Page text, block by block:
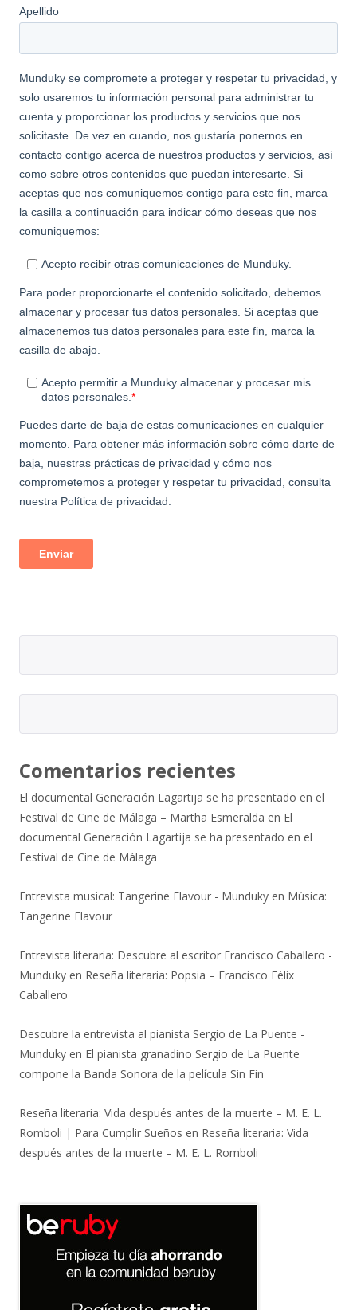
Comentarios recientes
El documental Generación Lagartija se ha presentado en el
Festival de Cine de Málaga – Martha Esmeralda en El
documental Generación Lagartija se ha presentado en el
Festival de Cine de Málaga
Entrevista musical: Tangerine Flavour - Munduky en Música:
Tangerine Flavour
Entrevista literaria: Descubre al escritor Francisco Caballero -
Munduky en Reseña literaria: Popsia – Francisco Félix
Caballero
Descubre la entrevista al pianista Sergio de La Puente -
Munduky en El pianista granadino Sergio de La Puente
compone la Banda Sonora de la película Sin Fin
Reseña literaria: Vida después antes de la muerte – M. E. L.
Romboli | Para Cumplir Sueños en Reseña literaria: Vida
después antes de la muerte – M. E. L. Romboli